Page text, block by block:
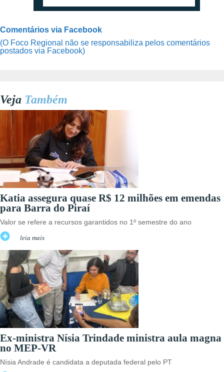
Comentários via Facebook
(O Foco Regional não se responsabiliza pelos comentários
postados via Facebook)
Veja Também
Katia assegura quase R$ 12 milhões em emendas
para Barra do Piraí
Valor se refere a recursos garantidos no 1º semestre do ano
leia mais
Ex-ministra Nísia Trindade ministra aula magna
no MEP-VR
Nísia Andrade é candidata a deputada federal pelo PT